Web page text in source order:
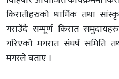
किरातीहरुको धार्मिक तथा
गराउँदै सम्पूर्ण किरात
गरिएको मगरात संघर्ष समिति
मगरले बताए ।